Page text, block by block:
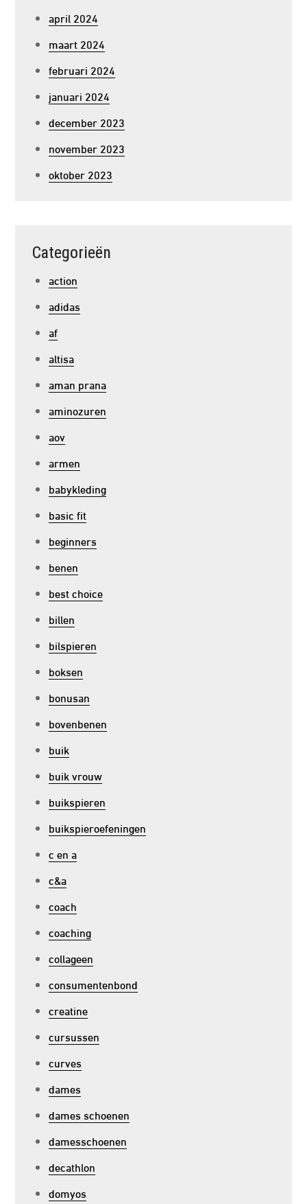
april 2024
maart 2024
februari 2024
januari 2024
december 2023
november 2023
oktober 2023
Categorieën
action
adidas
af
altisa
aman prana
aminozuren
aov
armen
babykleding
basic fit
beginners
benen
best choice
billen
bilspieren
boksen
bonusan
bovenbenen
buik
buik vrouw
buikspieren
buikspieroefeningen
c en a
c&a
coach
coaching
collageen
consumentenbond
creatine
cursussen
curves
dames
dames schoenen
damesschoenen
decathlon
domyos